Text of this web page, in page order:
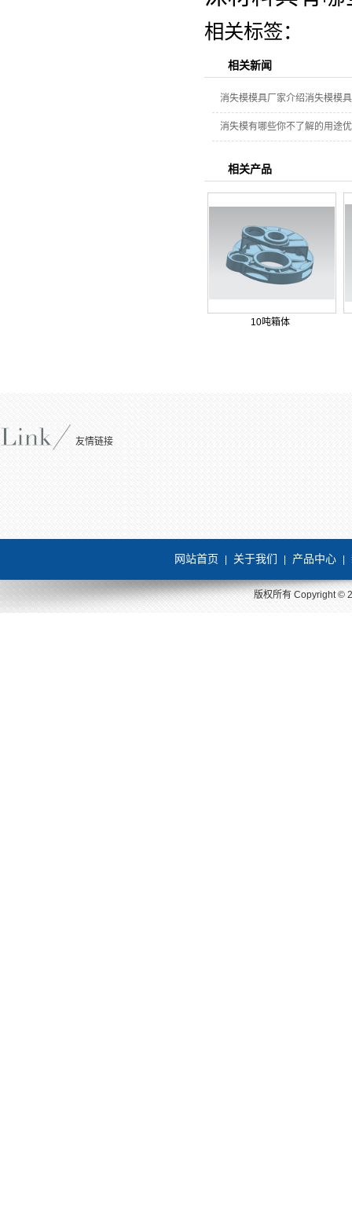
相关标签：
相关新闻
消失模模具厂家介绍消失模模
消失模有哪些你不了解的用途
相关产品
10吨箱体
友情链接
网站首页 关于我们 产品中心
版权所有 Copyright ©